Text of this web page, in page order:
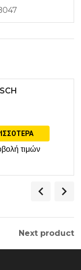
τιμών
Next product